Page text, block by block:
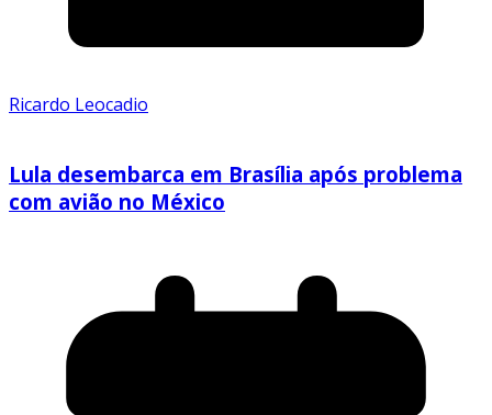
Ricardo Leocadio
Lula desembarca em Brasília após problema
com avião no México